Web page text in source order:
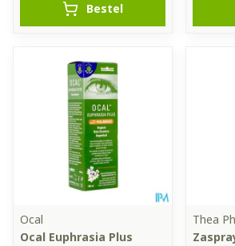
Bestel
Ocal
Ocal Euphrasia Plus
Thea